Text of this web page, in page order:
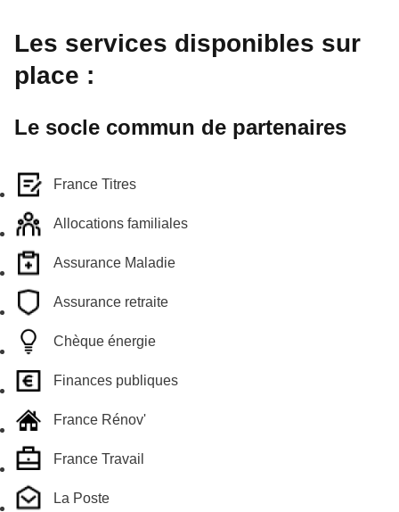
Les services disponibles sur
place :
Le socle commun de partenaires
France Titres
Allocations familiales
Assurance Maladie
Assurance retraite
Chèque énergie
Finances publiques
France Rénov'
France Travail
La Poste